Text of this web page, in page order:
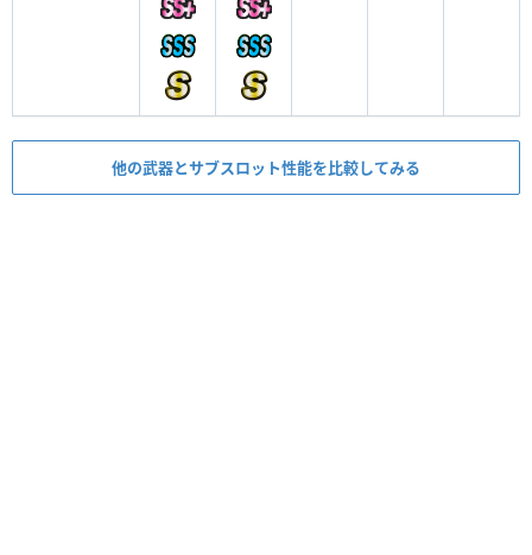
他の武器とサブスロット性能を比較してみる